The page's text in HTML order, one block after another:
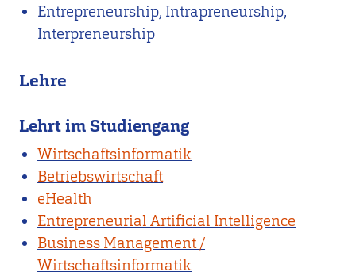
Entrepreneurship, Intrapreneurship,
Interpreneurship
Lehre
Lehrt im Studiengang
Wirtschaftsinformatik
Betriebswirtschaft
eHealth
Entrepreneurial Artificial Intelligence
Business Management /
Wirtschaftsinformatik